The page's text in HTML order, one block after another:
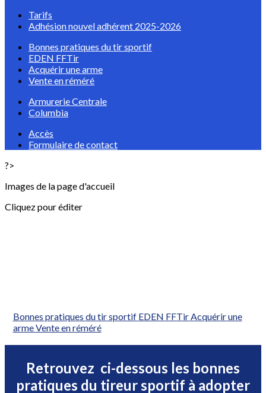
Tarifs
Adhésion nouvel adhérent 2025-2026
Bonnes pratiques du tir sportif
EDEN FFTir
Acquérir une arme
Vente en réméré
Armurerie Centrale
Columbia
Accès
Formulaire de contact
?>
Images de la page d'accueil
Cliquez pour éditer
Bonnes pratiques du tir sportif EDEN FFTirAcquérir une
armeVente en réméré
Retrouvez ci-dessous les bonnes
pratiques du tireur sportif à adopter